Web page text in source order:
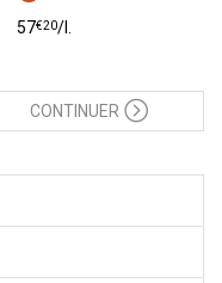
57€20/
CONTINUER